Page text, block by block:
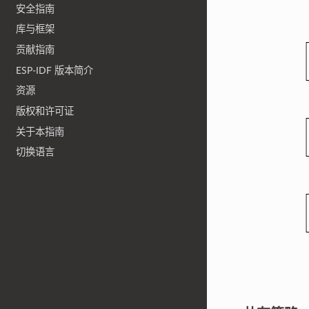
安全指南
库与框架
贡献指南
ESP-IDF 版本简介
资源
版权和许可证
关于本指南
切换语言